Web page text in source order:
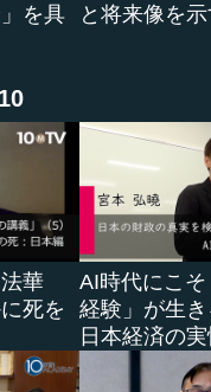
を具
と将来像を
華
死を
AI時代にこ
経験」が生
日本経済の